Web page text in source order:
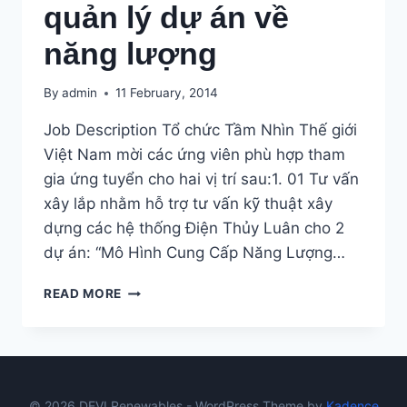
quản lý dự án về
năng lượng
By admin 11 February, 2014
Job Description Tổ chức Tầm Nhìn Thế giới
Việt Nam mời các ứng viên phù hợp tham
gia ứng tuyển cho hai vị trí sau:1. 01 Tư vấn
xây lắp nhằm hỗ trợ tư vấn kỹ thuật xây
dựng các hệ thống Điện Thủy Luân cho 2
dự án: “Mô Hình Cung Cấp Năng Lượng…
READ MORE WORLD
DỰ